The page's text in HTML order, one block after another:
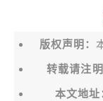
版权声明：
转载请注明
本文地址